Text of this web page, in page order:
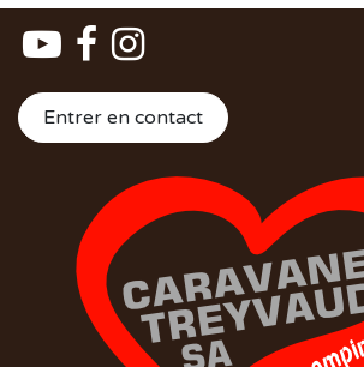
Entrer en contact